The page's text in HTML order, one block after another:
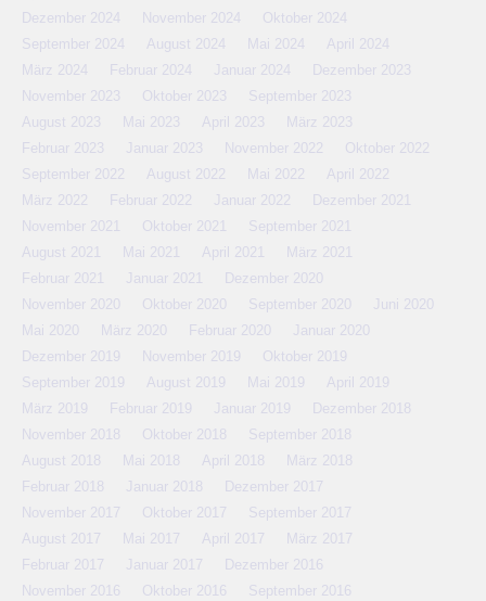
Dezember 2024
November 2024
Oktober 2024
September 2024
August 2024 Mai 2024
April 2024
März 2024
Februar 2024 Januar 2024
Dezember 2023
November 2023
Oktober 2023
September 2023
August 2023
Mai 2023 April 2023
März 2023
Februar 2023
Januar 2023 November 2022
Oktober 2022
September 2022
August 2022 Mai 2022
April 2022
März 2022
Februar 2022 Januar 2022
Dezember 2021
November 2021
Oktober 2021
September 2021
August 2021
Mai 2021 April 2021
März 2021
Februar 2021
Januar 2021
Dezember 2020
November 2020
Oktober 2020 September 2020
Juni 2020
Mai 2020
März 2020 Februar 2020
Januar 2020
Dezember 2019
November 2019
Oktober 2019
September 2019
August 2019 Mai 2019
April 2019
März 2019
Februar 2019 Januar 2019
Dezember 2018
November 2018
Oktober 2018
September 2018
August 2018
Mai 2018 April 2018
März 2018
Februar 2018
Januar 2018
Dezember 2017
November 2017
Oktober 2017
September 2017
August 2017
Mai 2017 April 2017
März 2017
Februar 2017
Januar 2017
Dezember 2016
November 2016
Oktober 2016
September 2016